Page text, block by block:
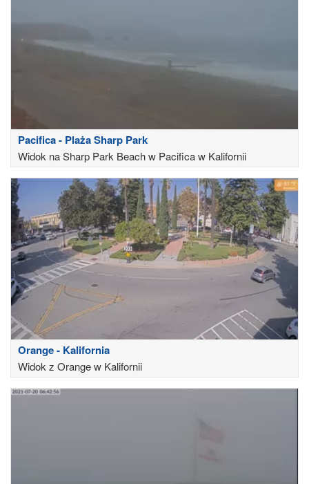
Pacifica - Plaża Sharp Park
Widok na Sharp Park Beach w Pacifica w Kalifornii
Orange - Kalifornia
Widok z Orange w Kalifornii